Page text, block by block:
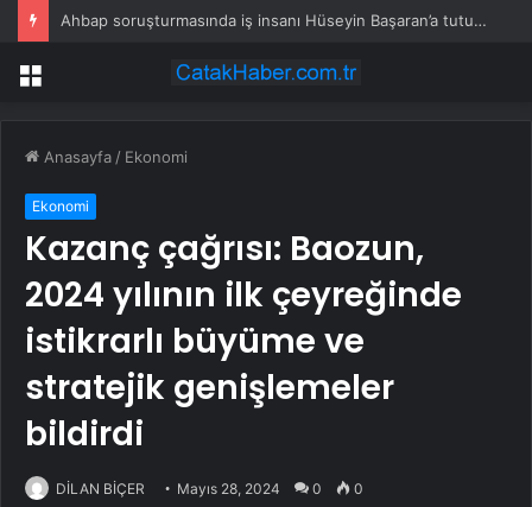
Ahbap soruşturmasında iş insanı Hüseyin Başaran’a tutuklama talebi
Menü
Anasayfa / Ekonomi
Ekonomi
Kazanç çağrısı: Baozun,
2024 yılının ilk çeyreğinde
istikrarlı büyüme ve
stratejik genişlemeler
bildirdi
DİLAN BİÇER Mayıs 28, 2024 0 0